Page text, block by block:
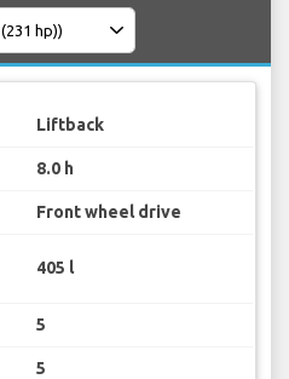
Liftback
8.0 h
Front wheel drive
405 l
5
5